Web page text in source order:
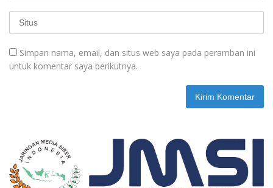
Simpan nama, email, dan situs web saya pada peramban ini
untuk komentar saya berikutnya.